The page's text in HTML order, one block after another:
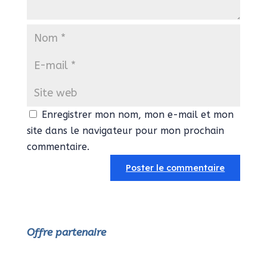
Enregistrer mon nom, mon e-mail et mon
site dans le navigateur pour mon prochain
commentaire.
Offre partenaire